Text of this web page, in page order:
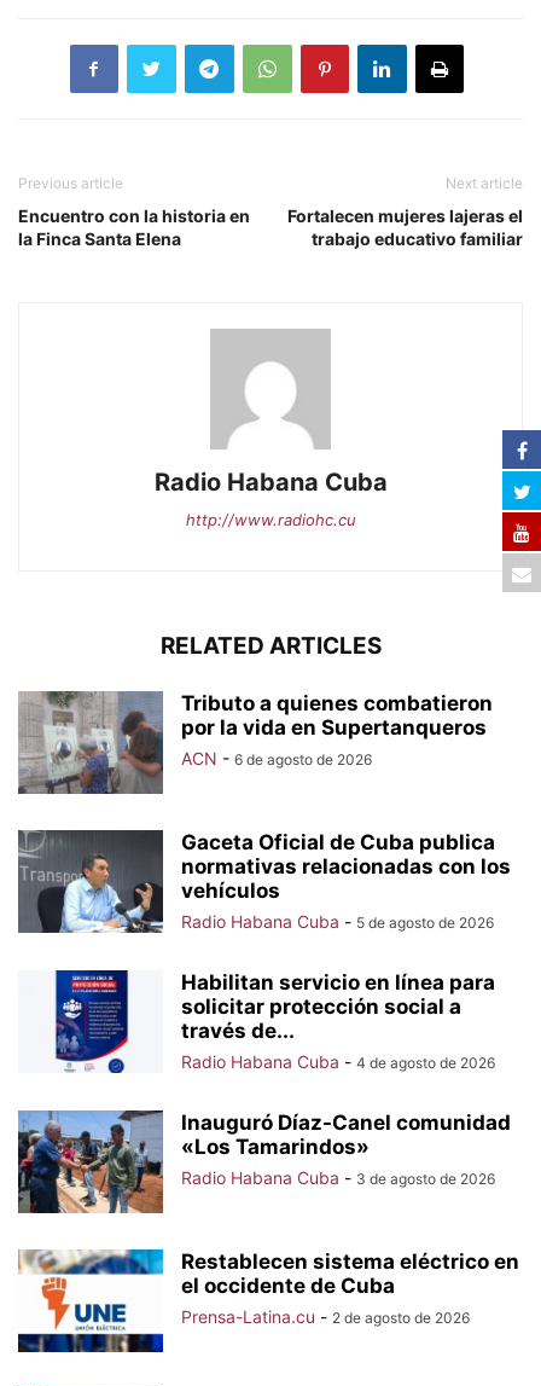
Previous article
Encuentro con la historia en
la Finca Santa Elena
Next article
Fortalecen mujeres lajeras el
trabajo educativo familiar
Radio Habana Cuba
http://www.radiohc.cu
RELATED ARTICLES
Tributo a quienes combatieron
por la vida en Supertanqueros
ACN - 6 de agosto de 2026
Gaceta Oficial de Cuba publica
normativas relacionadas con los
vehículos
Radio Habana Cuba - 5 de agosto de 2026
Habilitan servicio en línea para
solicitar protección social a
través de...
Radio Habana Cuba - 4 de agosto de 2026
Inauguró Díaz-Canel comunidad
«Los Tamarindos»
Radio Habana Cuba - 3 de agosto de 2026
Restablecen sistema eléctrico en
el occidente de Cuba
Prensa-Latina.cu - 2 de agosto de 2026